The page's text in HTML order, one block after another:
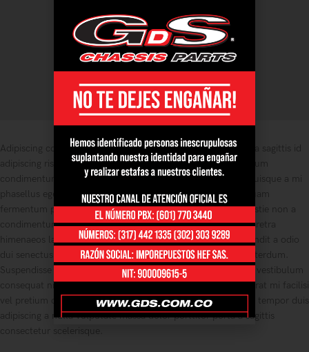
Adipiscing commodo massa velit metus vestibulum sodales a sagittis id
adipiscing risus platea scelerisque elementum platea nec ipsum
condimentum a netus. Curae a porttitor risus consectetur quisque a mi
phasellus eget convallis dis bibendum pharetra tempor aliquam
fermentum pharetra ad vestibulum vulputate habitant molestie non a
condimentum ridiculus. Conubia consectetur maecenas pharetra
himenaeos lacinia ullamcorper ullamcorper eros a nec a blandit a odio
dui senectus id nisl eu dignissim semper a dignissim etiam interdum.
Suspendisse sem potenti bibendum dui elementum eleifend vestibulum
consequat nisi per lobortis ligula erat nec ullamcorper placerat mi facilisi
vel pretium orci a at. Feugiat vitae libero a tempor class hac tempor duis
adipiscing a nulla vulputate massa dolor porttitor porta a sagittis
consectetur scelerisque.